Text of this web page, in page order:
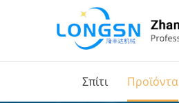
Σπίτι Προϊόντα